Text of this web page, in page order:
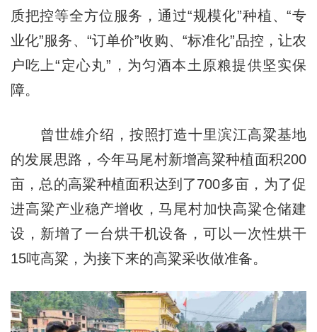
质把控等全方位服务，通过“规模化”种植、“专
业化”服务、“订单价”收购、“标准化”品控，让农
户吃上“定心丸”，为匀酒本土原粮提供坚实保
障。
曾世雄介绍，按照打造十里滨江高粱基地
的发展思路，今年马尾村新增高粱种植面积200
亩，总的高粱种植面积达到了700多亩，为了促
进高粱产业稳产增收，马尾村加快高粱仓储建
设，新增了一台烘干机设备，可以一次性烘干
15吨高粱，为接下来的高粱采收做准备。